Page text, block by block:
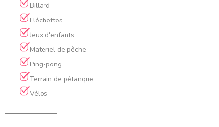
Billard
Fléchettes
Jeux d'enfants
Materiel de pêche
Ping-pong
Terrain de pétanque
Vélos